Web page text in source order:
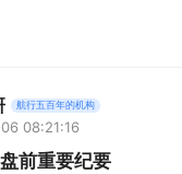
航行五百年的机构
08:21:16
前重要纪要